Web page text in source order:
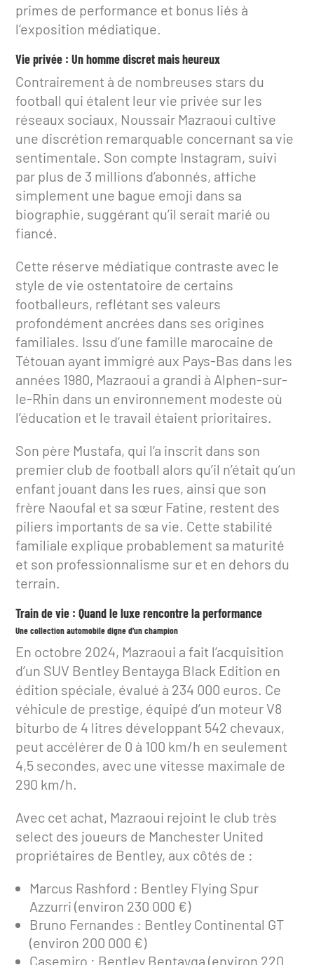
primes de performance et bonus liés à
l’exposition médiatique.
Vie privée : Un homme discret mais heureux
Contrairement à de nombreuses stars du
football qui étalent leur vie privée sur les
réseaux sociaux, Noussair Mazraoui cultive
une discrétion remarquable concernant sa vie
sentimentale. Son compte Instagram, suivi
par plus de 3 millions d’abonnés, affiche
simplement une bague emoji dans sa
biographie, suggérant qu’il serait marié ou
fiancé.
Cette réserve médiatique contraste avec le
style de vie ostentatoire de certains
footballeurs, reflétant ses valeurs
profondément ancrées dans ses origines
familiales. Issu d’une famille marocaine de
Tétouan ayant immigré aux Pays-Bas dans les
années 1980, Mazraoui a grandi à Alphen-sur-
le-Rhin dans un environnement modeste où
l’éducation et le travail étaient prioritaires.
Son père Mustafa, qui l’a inscrit dans son
premier club de football alors qu’il n’était qu’un
enfant jouant dans les rues, ainsi que son
frère Naoufal et sa sœur Fatine, restent des
piliers importants de sa vie. Cette stabilité
familiale explique probablement sa maturité
et son professionnalisme sur et en dehors du
terrain.
Train de vie : Quand le luxe rencontre la performance
Une collection automobile digne d’un champion
En octobre 2024, Mazraoui a fait l’acquisition
d’un SUV Bentley Bentayga Black Edition en
édition spéciale, évalué à 234 000 euros. Ce
véhicule de prestige, équipé d’un moteur V8
biturbo de 4 litres développant 542 chevaux,
peut accélérer de 0 à 100 km/h en seulement
4,5 secondes, avec une vitesse maximale de
290 km/h.
Avec cet achat, Mazraoui rejoint le club très
select des joueurs de Manchester United
propriétaires de Bentley, aux côtés de :
Marcus Rashford : Bentley Flying Spur
Azzurri (environ 230 000 €)
Bruno Fernandes : Bentley Continental GT
(environ 200 000 €)
Casemiro : Bentley Bentayga (environ 220